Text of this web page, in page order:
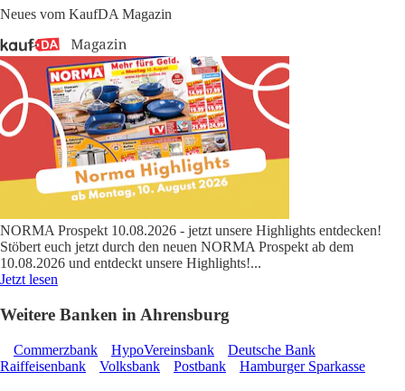
Neues vom KaufDA Magazin
NORMA Prospekt 10.08.2026 - jetzt unsere Highlights entdecken!
Stöbert euch jetzt durch den neuen NORMA Prospekt ab dem
10.08.2026 und entdeckt unsere Highlights!...
Jetzt lesen
Weitere Banken in Ahrensburg
Commerzbank HypoVereinsbank
Deutsche Bank
Raiffeisenbank
Volksbank Postbank Hamburger Sparkasse